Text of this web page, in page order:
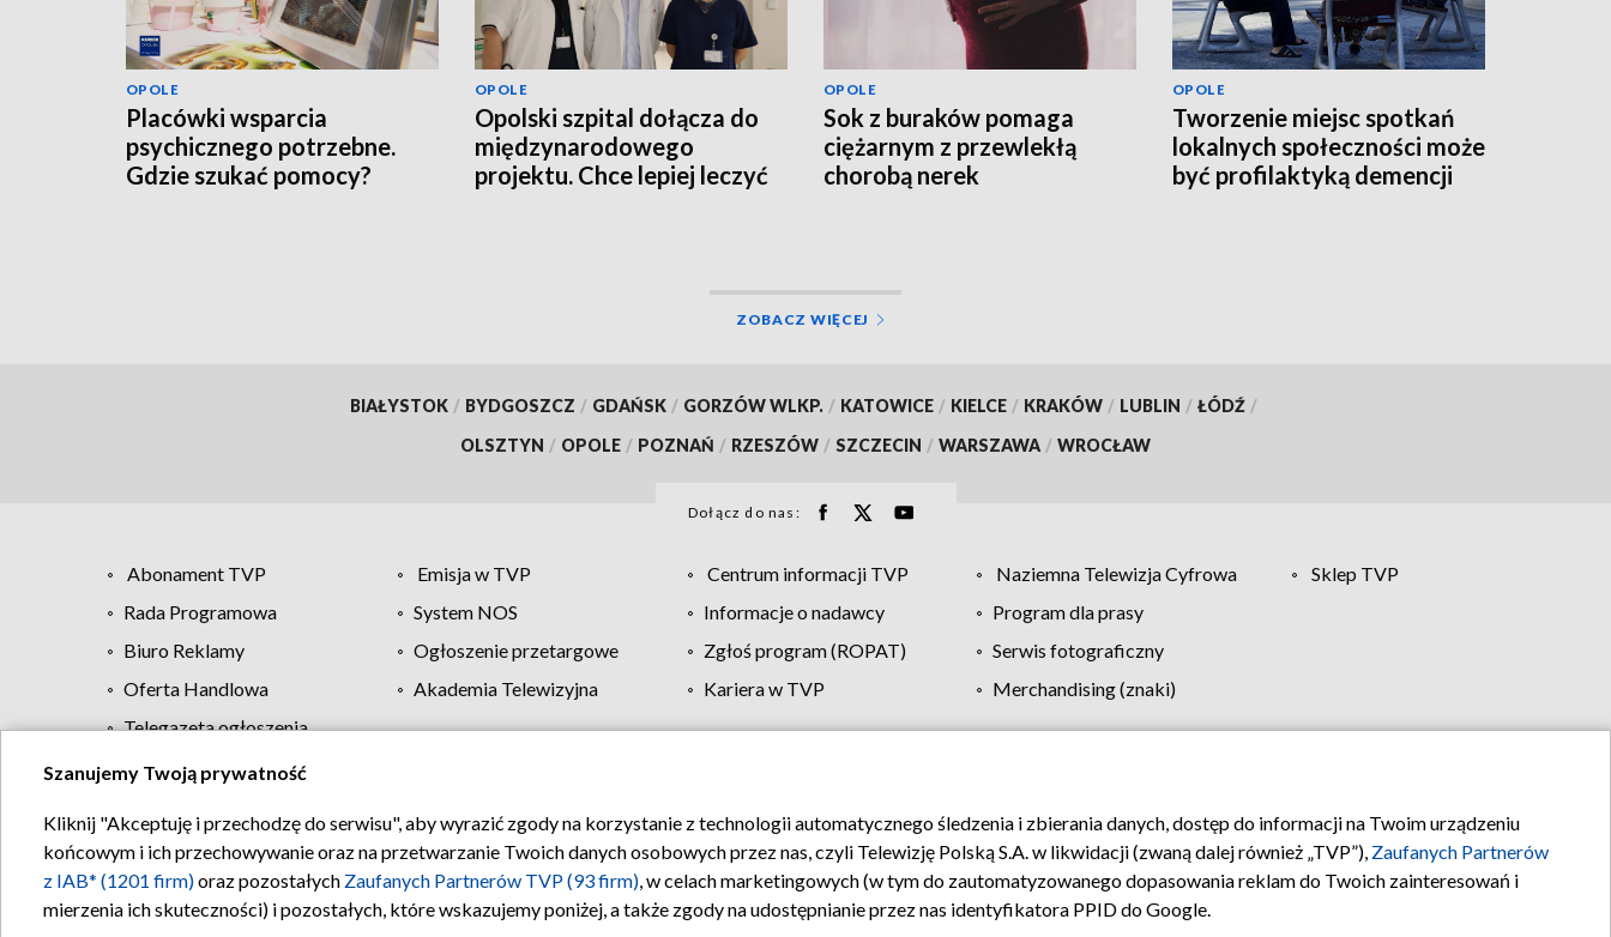
OPOLE
Placówki wsparcia
psychicznego potrzebne.
Gdzie szukać pomocy?
OPOLE
Opolski szpital dołącza do
międzynarodowego
projektu. Chce lepiej leczyć
OPOLE
Sok z buraków pomaga
ciężarnym z przewlekłą
chorobą nerek
OPOLE
Tworzenie miejsc spotkań
lokalnych społeczności może
być profilaktyką demencji
ZOBACZ WIĘCEJ
BIAŁYSTOK / BYDGOSZCZ / GDAŃSK / GORZÓW WLKP. / KATOWICE / KIELCE / KRAKÓW / LUBLIN / ŁÓDŹ /
OLSZTYN / OPOLE / POZNAŃ / RZESZÓW / SZCZECIN / WARSZAWA / WROCŁAW
Dołącz do nas:
Abonament TVP Emisja w TVP Centrum informacji TVP Naziemna Telewizja Cyfrowa
Sklep TVP
Rada Programowa
System NOS Informacje o nadawcy
Program dla prasy
Biuro Reklamy
Ogłoszenie przetargowe Zgłoś program (ROPAT)
Serwis fotograficzny
Oferta Handlowa
Akademia Telewizyjna Kariera w TVP
Merchandising (znaki)
Telegazeta ogłoszenia
Regulamin TVP Polityka prywatności Moje zgody Pomoc Biuro reklamy Kontakt
Szanujemy Twoją prywatność
Kliknij "Akceptuję i przechodzę do serwisu", aby wyrazić zgody na korzystanie z technologii automatycznego śledzenia i zbierania danych, dostęp do informacji na Twoim urządzeniu
końcowym i ich przechowywanie oraz na przetwarzanie Twoich danych osobowych przez nas, czyli Telewizję Polską S.A. w likwidacji (zwaną dalej również „TVP”), Zaufanych Partnerów
z IAB* (1201 firm)oraz pozostałych Zaufanych Partnerów TVP (93 firm), w celach marketingowych (w tym do zautomatyzowanego dopasowania reklam do Twoich zainteresowań i
mierzenia ich skuteczności) i pozostałych, które wskazujemy poniżej, a także zgody na udostępnianie przez nas identyfikatora PPID do Google.